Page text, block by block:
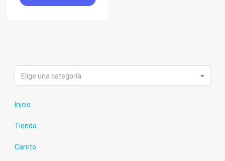
Elige una categoría
Inicio
Tienda
Carrito